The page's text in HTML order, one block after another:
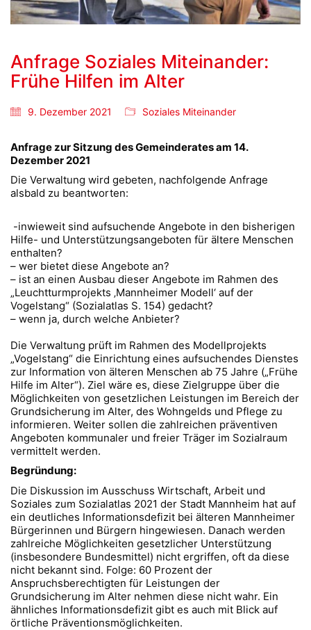
Anfrage Soziales Miteinander:
Frühe Hilfen im Alter
9. Dezember 2021 Soziales Miteinander
Anfrage zur Sitzung des Gemeinderates am 14.
Dezember 2021
Die Verwaltung wird gebeten, nachfolgende Anfrage
alsbald zu beantworten:
-inwieweit sind aufsuchende Angebote in den bisherigen
Hilfe- und Unterstützungsangeboten für ältere Menschen
enthalten?
– wer bietet diese Angebote an?
– ist an einen Ausbau dieser Angebote im Rahmen des
„Leuchtturmprojekts ‚Mannheimer Modell‘ auf der
Vogelstang“ (Sozialatlas S. 154) gedacht?
– wenn ja, durch welche Anbieter?
Die Verwaltung prüft im Rahmen des Modellprojekts
„Vogelstang“ die Einrichtung eines aufsuchendes Dienstes
zur Information von älteren Menschen ab 75 Jahre („Frühe
Hilfe im Alter“). Ziel wäre es, diese Zielgruppe über die
Möglichkeiten von gesetzlichen Leistungen im Bereich der
Grundsicherung im Alter, des Wohngelds und Pflege zu
informieren. Weiter sollen die zahlreichen präventiven
Angeboten kommunaler und freier Träger im Sozialraum
vermittelt werden.
Begründung:
Die Diskussion im Ausschuss Wirtschaft, Arbeit und
Soziales zum Sozialatlas 2021 der Stadt Mannheim hat auf
ein deutliches Informationsdefizit bei älteren Mannheimer
Bürgerinnen und Bürgern hingewiesen. Danach werden
zahlreiche Möglichkeiten gesetzlicher Unterstützung
(insbesondere Bundesmittel) nicht ergriffen, oft da diese
nicht bekannt sind. Folge: 60 Prozent der
Anspruchsberechtigten für Leistungen der
Grundsicherung im Alter nehmen diese nicht wahr. Ein
ähnliches Informationsdefizit gibt es auch mit Blick auf
örtliche Präventionsmöglichkeiten.